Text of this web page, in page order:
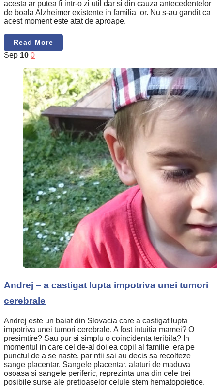
acesta ar putea fi intr-o zi util dar si din cauza antecedentelor
de boala Alzheimer existente in familia lor. Nu s-au gandit ca
acest moment este atat de aproape.
Read More
Sep 10 0
Andrej – a castigat lupta impotriva unei tumori
cerebrale
Andrej este un baiat din Slovacia care a castigat lupta
impotriva unei tumori cerebrale. A fost intuitia mamei? O
presimtire? Sau pur si simplu o coincidenta teribila? In
momentul in care cel de-al doilea copil al familiei era pe
punctul de a se naste, parintii sai au decis sa recolteze
sange placentar. Sangele placentar, alaturi de maduva
osoasa si sangele periferic, reprezinta una din cele trei
posibile surse ale pretioaselor celule stem hematopoietice.